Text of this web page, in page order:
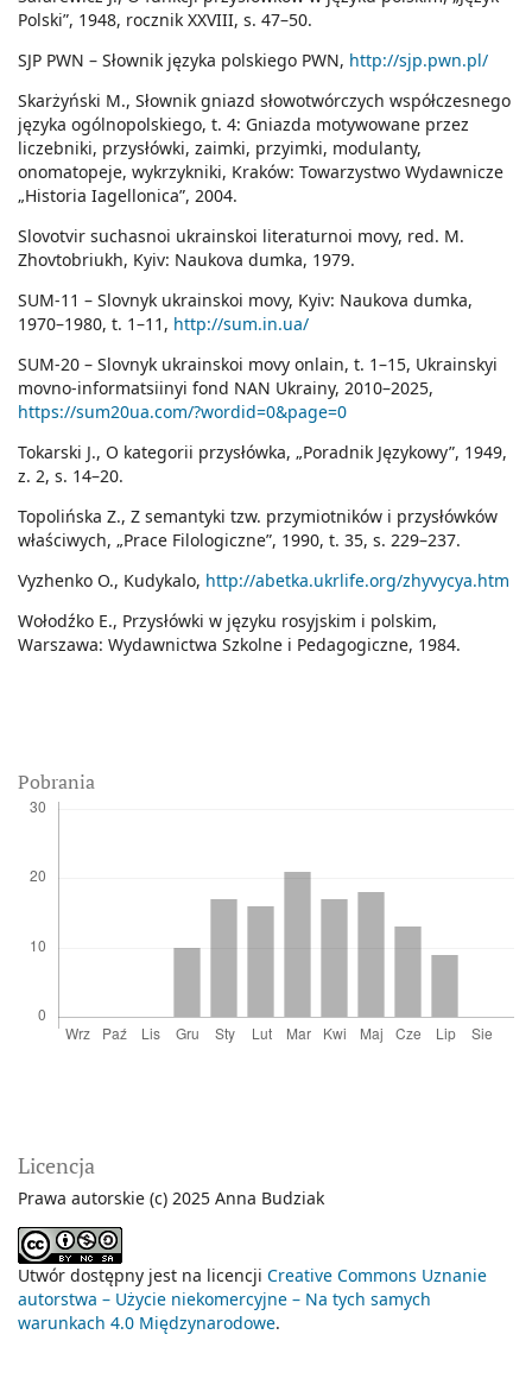
Pobrania
Polski”, 1948, rocznik XXVIII, s. 47–50.
SJP PWN – Słownik języka polskiego PWN, http://sjp.pwn.pl/
Skarżyński M., Słownik gniazd słowotwórczych współczesnego
języka ogólnopolskiego, t. 4: Gniazda motywowane przez
liczebniki, przysłówki, zaimki, przyimki, modulanty,
onomatopeje, wykrzykniki, Kraków: Towarzystwo Wydawnicze
„Historia Iagellonica”, 2004.
Slovotvir suchasnoi ukrainskoi literaturnoi movy, red. M.
Zhovtobriukh, Kyiv: Naukova dumka, 1979.
SUM-11 – Slovnyk ukrainskoi movy, Kyiv: Naukova dumka,
1970–1980, t. 1–11, http://sum.in.ua/
SUM-20 – Slovnyk ukrainskoi movy onlain, t. 1–15, Ukrainskyi
movno-informatsiinyi fond NAN Ukrainy, 2010–2025,
https://sum20ua.com/?wordid=0&page=0
Tokarski J., O kategorii przysłówka, „Poradnik Językowy”, 1949,
z. 2, s. 14–20.
Topolińska Z., Z semantyki tzw. przymiotników i przysłówków
właściwych, „Prace Filologiczne”, 1990, t. 35, s. 229–237.
Vyzhenko O., Kudykalo, http://abetka.ukrlife.org/zhyvycya.htm
Wołodźko E., Przysłówki w języku rosyjskim i polskim,
Warszawa: Wydawnictwa Szkolne i Pedagogiczne, 1984.
Licencja
Prawa autorskie (c) 2025 Anna Budziak
Utwór dostępny jest na licencji Creative Commons Uznanie
autorstwa – Użycie niekomercyjne – Na tych samych
warunkach 4.0 Międzynarodowe.